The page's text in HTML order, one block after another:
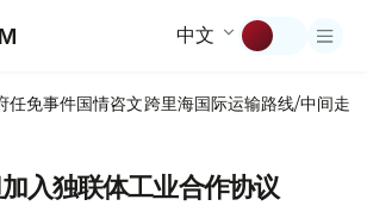
中文
任免事件国情咨文跨里海国际运输路线/中间走廊
入独联体工业合作协议